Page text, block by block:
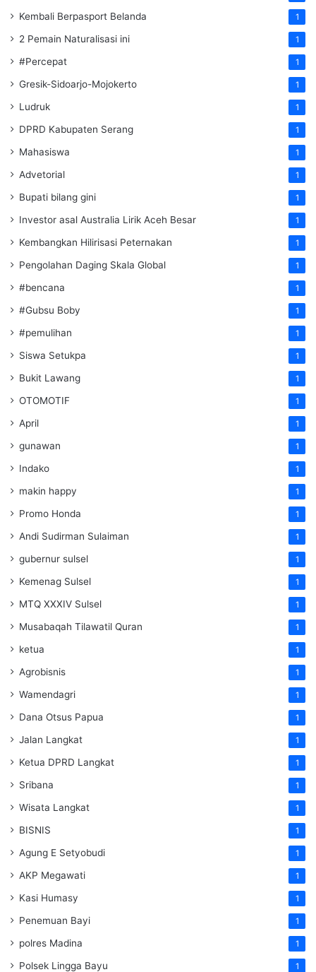
Kembali Berpasport Belanda 1
2 Pemain Naturalisasi ini 1
#Percepat 1
Gresik-Sidoarjo-Mojokerto 1
Ludruk 1
DPRD Kabupaten Serang 1
Mahasiswa 1
Advetorial 1
Bupati bilang gini 1
Investor asal Australia Lirik Aceh Besar 1
Kembangkan Hilirisasi Peternakan 1
Pengolahan Daging Skala Global 1
#bencana 1
#Gubsu Boby 1
#pemulihan 1
Siswa Setukpa 1
Bukit Lawang 1
OTOMOTIF 1
April 1
gunawan 1
Indako 1
makin happy 1
Promo Honda 1
Andi Sudirman Sulaiman 1
gubernur sulsel 1
Kemenag Sulsel 1
MTQ XXXIV Sulsel 1
Musabaqah Tilawatil Quran 1
ketua 1
Agrobisnis 1
Wamendagri 1
Dana Otsus Papua 1
Jalan Langkat 1
Ketua DPRD Langkat 1
Sribana 1
Wisata Langkat 1
BISNIS 1
Agung E Setyobudi 1
AKP Megawati 1
Kasi Humasy 1
Penemuan Bayi 1
polres Madina 1
Polsek Lingga Bayu 1